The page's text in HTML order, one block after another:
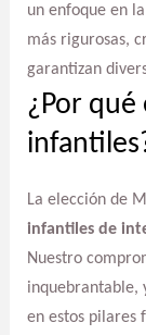
un enfoque en
más rigurosas,
garantizan
¿Por
La elección de
infantiles de
Nuestro
inquebrantable,
en estos pilares